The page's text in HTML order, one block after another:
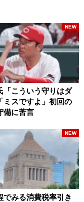
「こういう守りはダ
ミスですよ」初回の
備に苦言
NEW
でみる消費税率引き
NEW